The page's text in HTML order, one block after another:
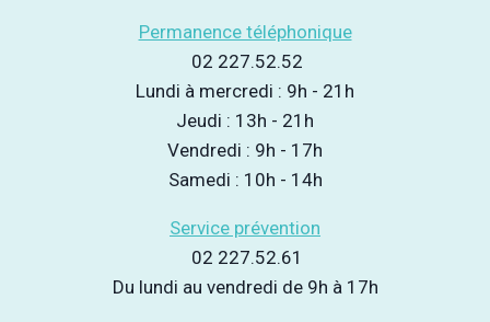
Permanence téléphonique
02 227.52.52
Lundi à mercredi : 9h - 21h
Jeudi : 13h - 21h
Vendredi : 9h - 17h
Samedi : 10h - 14h
Service prévention
02 227.52.61
Du lundi au vendredi de 9h à 17h